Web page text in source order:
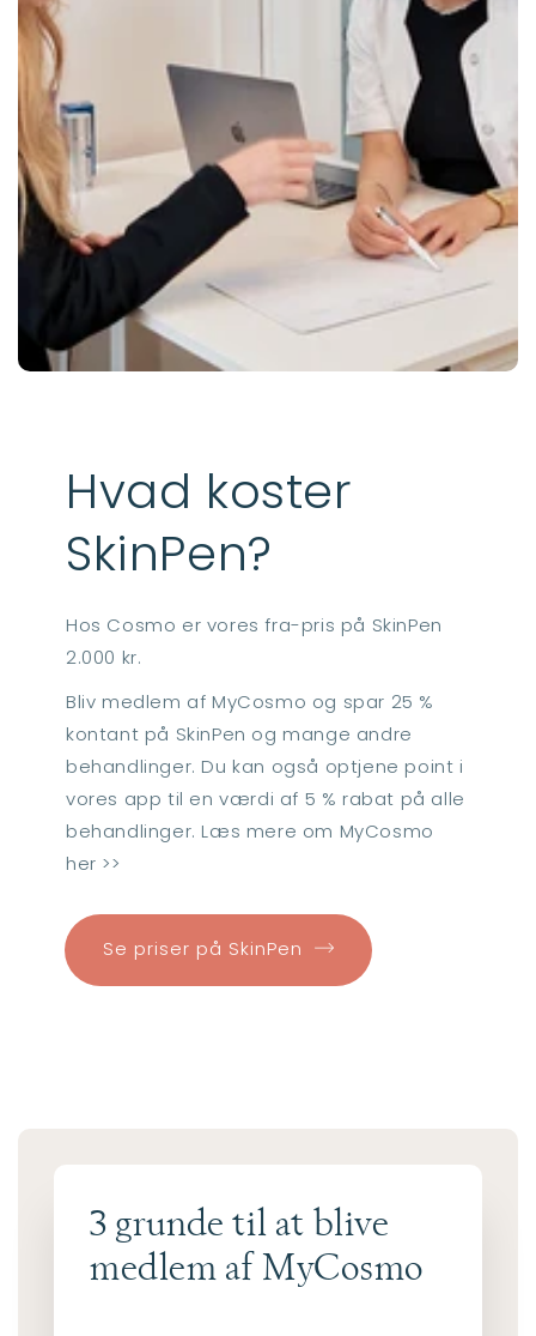
Hvad koster
SkinPen?
Hos Cosmo er vores fra-pris på SkinPen
2.000 kr.
Bliv medlem af MyCosmo og spar 25 %
kontant på SkinPen og mange andre
behandlinger. Du kan også optjene point i
vores app til en værdi af 5 % rabat på alle
behandlinger. Læs mere om MyCosmo
her >>
Se priser på SkinPen
3 grunde til at blive
medlem af MyCosmo